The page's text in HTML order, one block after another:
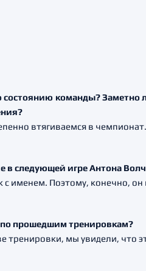
команды? Заметно
втягиваемся в
в следующей игре Антона
с именем. Поэтому, конечно,
по прошедшим тренировкам?
тренировки, мы увидели, что